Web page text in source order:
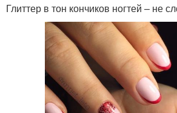
Глиттер в тон кончиков ногтей – не